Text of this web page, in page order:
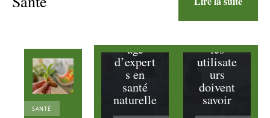
SANTÉ
age
d’expert
s en
santé
naturelle
figuier :
les
utilisate
urs
doivent
savoir